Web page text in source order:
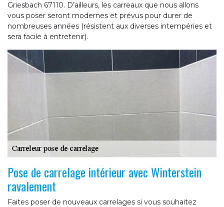
Griesbach 67110. D’ailleurs, les carreaux que nous allons
vous poser seront modernes et prévus pour durer de
nombreuses années (résistent aux diverses intempéries et
sera facile à entretenir).
Pose de carrelage intérieur avec Winterstein
ravalement
Faites poser de nouveaux carrelages si vous souhaitez